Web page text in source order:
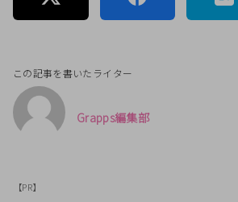
この記事を書いたライター
Grapps編集部
【PR】